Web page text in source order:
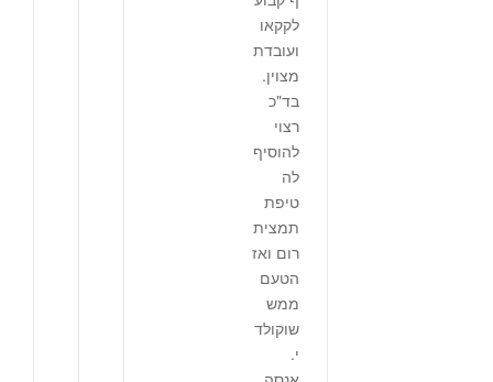
לקקאו
ועובדת
מצוין.
בד"כ
רצוי
להוסיף
לה
טיפת
תמצית
רום ואז
הטעם
ממש
שוקולד
י.